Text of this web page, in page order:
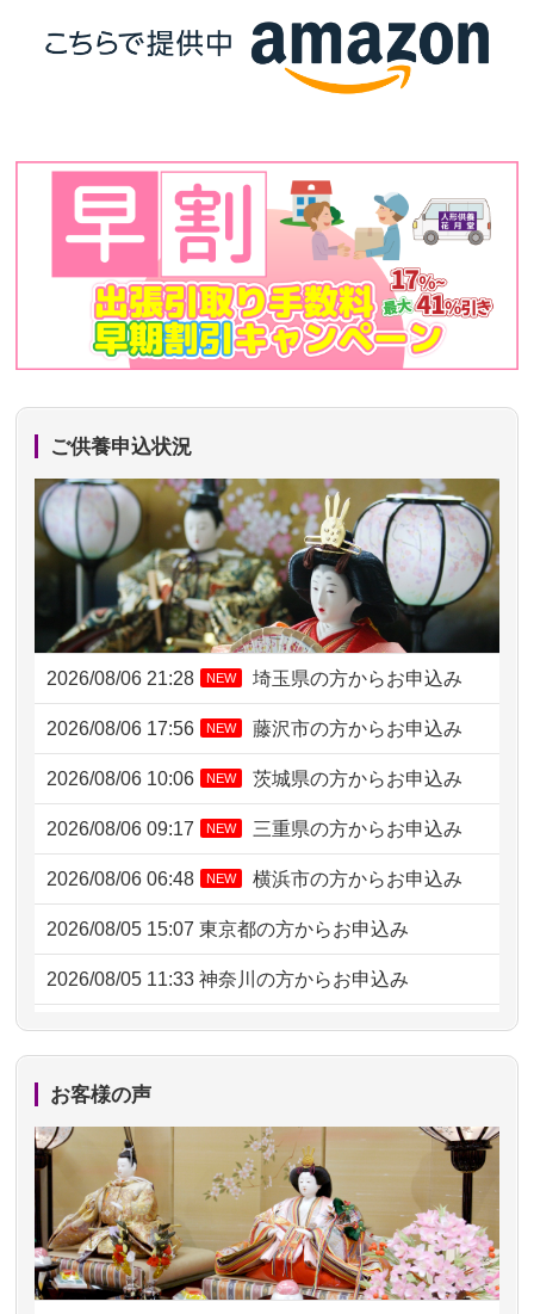
ご供養申込状況
2026/08/06 21:28 NEW 埼玉県の方からお申込み
2026/08/06 17:56 NEW 藤沢市の方からお申込み
2026/08/06 10:06 NEW 茨城県の方からお申込み
2026/08/06 09:17 NEW 三重県の方からお申込み
2026/08/06 06:48 NEW 横浜市の方からお申込み
2026/08/05 15:07 東京都の方からお申込み
2026/08/05 11:33 神奈川の方からお申込み
2026/08/04 17:34 西亀有の方からお申込み
2026/08/04 15:40
2026/08/04 14:04 東京都の方からお申込み
2026/08/04 00:38 中野区の方からお申込み
2026/08/03 21:17 愛知県の方からお申込み
2026/08/02 18:47 虎ノ門の方からお申込み
お客様の声